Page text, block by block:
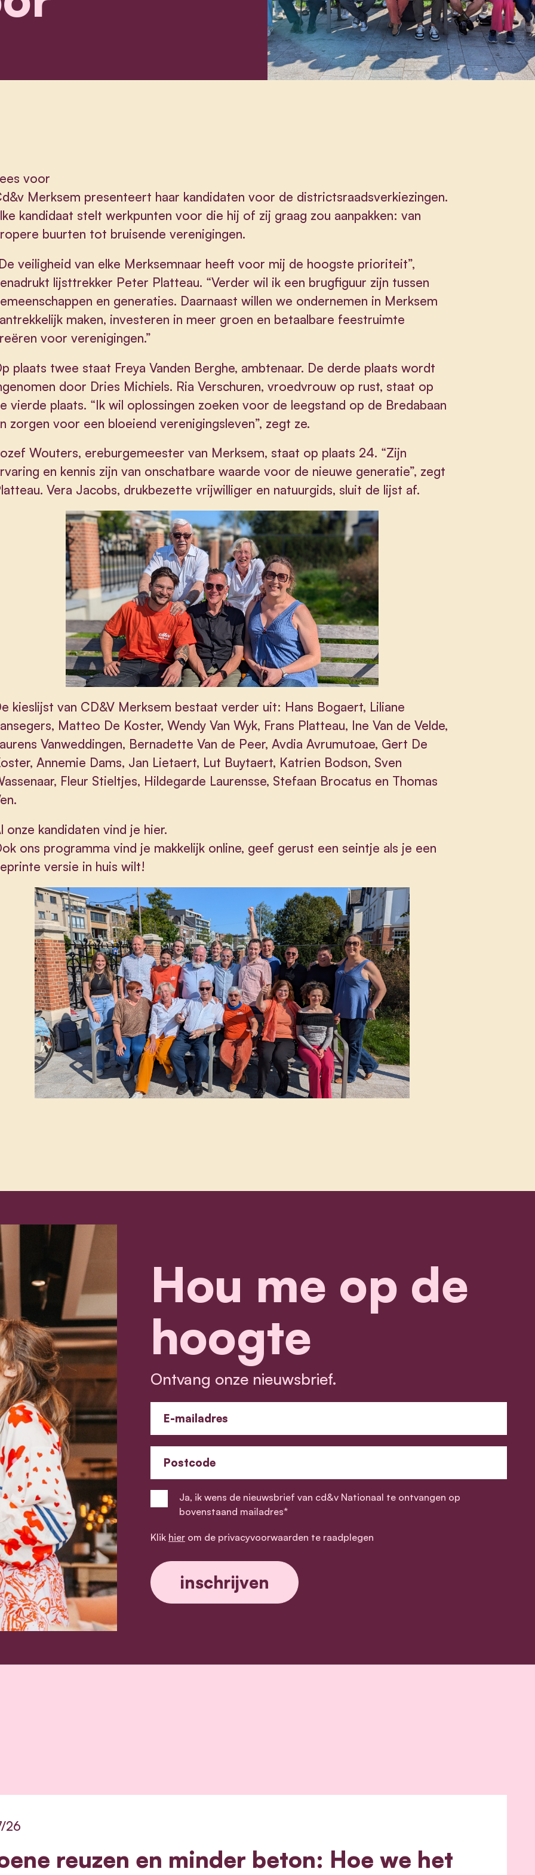
voor
Merksem presenteert haar kandidaten voor de districtsraadsverkiezingen.
kandidaat stelt werkpunten voor die hij of zij graag zou aanpakken: van
buurten tot bruisende verenigingen.
veiligheid van elke Merksemnaar heeft voor mij de hoogste prioriteit”,
lijsttrekker Peter Platteau. “Verder wil ik een brugfiguur zijn tussen
en generaties. Daarnaast willen we ondernemen in Merksem
maken, investeren in meer groen en betaalbare feestruimte
voor verenigingen.”
plaats twee staat Freya Vanden Berghe, ambtenaar. De derde plaats wordt
door Dries Michiels. Ria Verschuren, vroedvrouw op rust, staat op
vierde plaats. “Ik wil oplossingen zoeken voor de leegstand op de Bredabaan
zorgen voor een bloeiend verenigingsleven”, zegt ze.
Wouters, ereburgemeester van Merksem, staat op plaats 24. “Zijn
en kennis zijn van onschatbare waarde voor de nieuwe generatie”, zegt
Vera Jacobs, drukbezette vrijwilliger en natuurgids, sluit de lijst af.
kieslijst van CD&V Merksem bestaat verder uit: Hans Bogaert, Liliane
Matteo De Koster, Wendy Van Wyk, Frans Platteau, Ine Van de Velde,
Vanweddingen, Bernadette Van de Peer, Avdia Avrumutoae, Gert De
Annemie Dams, Jan Lietaert, Lut Buytaert, Katrien Bodson, Sven
Fleur Stieltjes, Hildegarde Laurensse, Stefaan Brocatus en Thomas
onze kandidaten vind je hier.
ons programma vind je makkelijk online, geef gerust een seintje als je een
versie in huis wilt!
Hou me op de
hoogte
Ontvang onze nieuwsbrief.
E-mailadres
Postcode
Ja, ik wens de nieuwsbrief van cd&v Nationaal te ontvangen op
bovenstaand mailadres*
Klik hierom de privacyvoorwaarden te raadplegen
reuzen en minder beton: Hoe we het
26